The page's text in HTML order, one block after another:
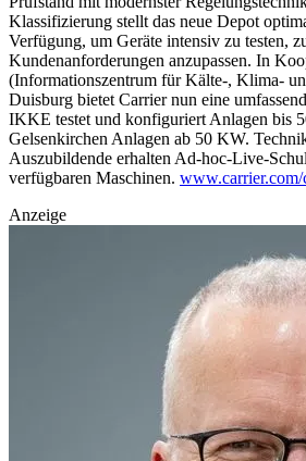
Klassifizierung stellt das neue Depot
Verfügung, um Geräte intensiv zu testen,
Kundenanforderungen anzupassen. In
(Informationszentrum für Kälte-, Klima-
Duisburg bietet Carrier nun eine
IKKE testet und konfiguriert Anlagen bis
Gelsenkirchen Anlagen ab 50 KW.
Auszubildende erhalten Ad-hoc-Live-
verfügbaren Maschinen. www.carrier.com/
Anzeige